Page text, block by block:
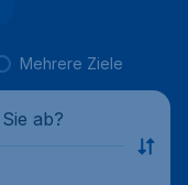
Mehrere Ziele
ab?